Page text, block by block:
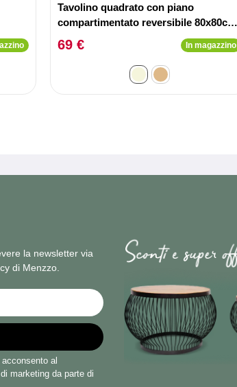
Tavolino quadrato con piano
compartimentato reversibile 80x80cm
Duplix Effetto Travertino Beige
69 € In magazzino
la newsletter via
di Menzzo.
acconsento al
marketing da parte di